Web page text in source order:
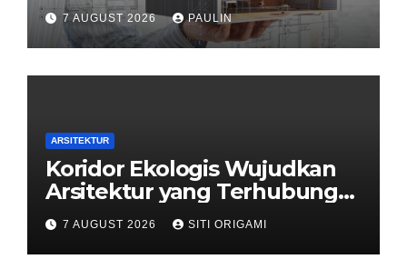
7 AUGUST 2026 PAULIN
ARSITEKTUR
Koridor Ekologis Wujudkan
Arsitektur yang Terhubung
dengan Alam
7 AUGUST 2026 SITI ORIGAMI